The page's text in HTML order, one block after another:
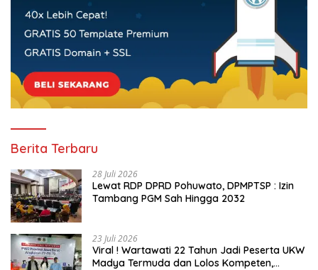
Berita Terbaru
28 Juli 2026
Lewat RDP DPRD Pohuwato, DPMPTSP : Izin
Tambang PGM Sah Hingga 2032
23 Juli 2026
Viral ! Wartawati 22 Tahun Jadi Peserta UKW
Madya Termuda dan Lolos Kompeten,